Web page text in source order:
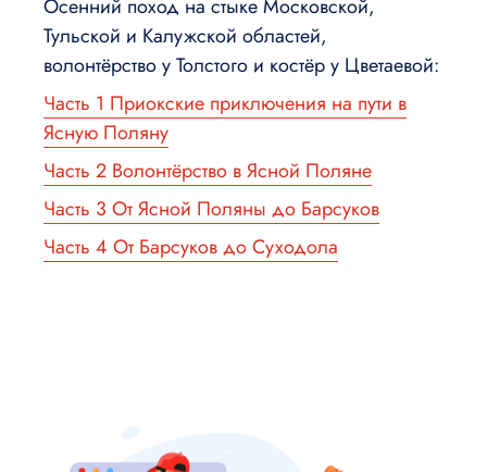
Осенний поход на стыке Московской,
Тульской и Калужской областей,
волонтёрство у Толстого и костёр у Цветаевой:
Часть 1 Приокские приключения на пути в
Ясную Поляну
Часть 2 Волонтёрство в Ясной Поляне
Часть 3 От Ясной Поляны до Барсуков
Часть 4 От Барсуков до Суходола